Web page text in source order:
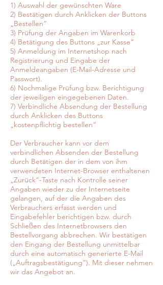
1) Auswahl der gewünschten Ware
2) Bestätigen durch Anklicken der Buttons
„Bestellen“
3) Prüfung der Angaben im Warenkorb
4) Betätigung des Buttons „zur Kasse“
5) Anmeldung im Internetshop nach
Registrierung und Eingabe der
Anmeldeangaben (E-Mail-Adresse und
Passwort).
6) Nochmalige Prüfung bzw. Berichtigung
der jeweiligen eingegebenen Daten.
7) Verbindliche Absendung der Bestellung
durch Anklicken des Buttons
„kostenpflichtig bestellen“
Der Verbraucher kann vor dem
verbindlichen Absenden der Bestellung
durch Betätigen der in dem von ihm
verwendeten Internet-Browser enthaltenen
„Zurück“-Taste nach Kontrolle seiner
Angaben wieder zu der Internetseite
gelangen, auf der die Angaben des
Verbrauchers erfasst werden und
Eingabefehler berichtigen bzw. durch
Schließen des Internetbrowsers den
Bestellvorgang abbrechen. Wir bestätigen
den Eingang der Bestellung unmittelbar
durch eine automatisch generierte E-Mail
(„Auftragsbestätigung“). Mit dieser nehmen
wir das Angebot an.